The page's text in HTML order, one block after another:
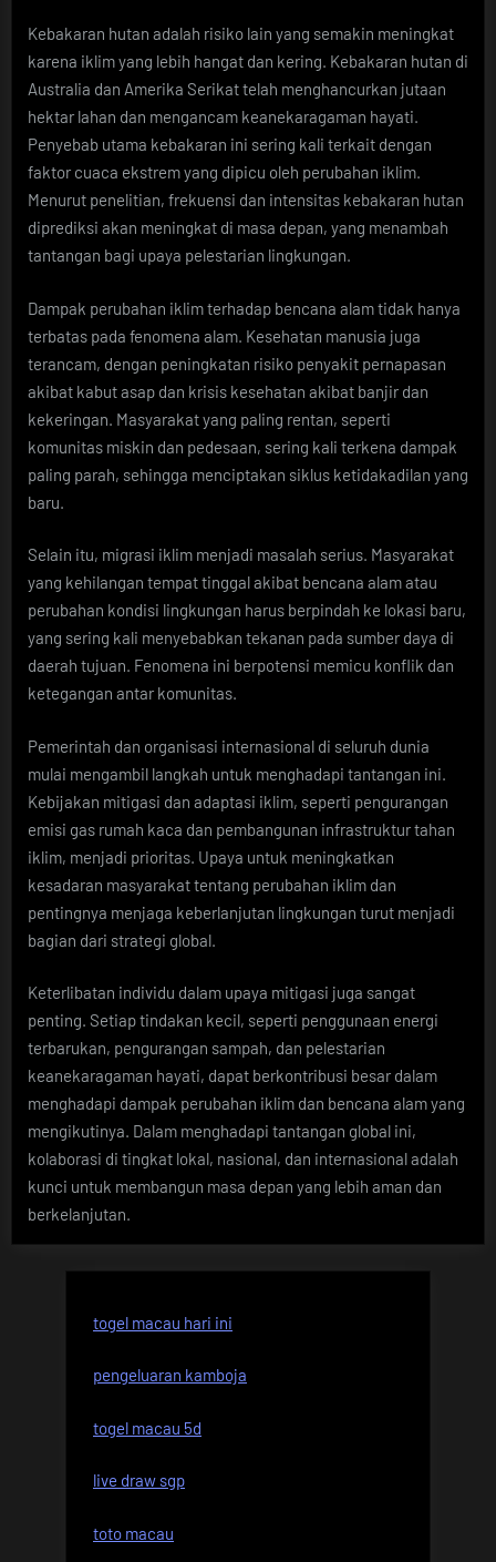
Kebakaran hutan adalah risiko lain yang semakin meningkat
karena iklim yang lebih hangat dan kering. Kebakaran hutan di
Australia dan Amerika Serikat telah menghancurkan jutaan
hektar lahan dan mengancam keanekaragaman hayati.
Penyebab utama kebakaran ini sering kali terkait dengan
faktor cuaca ekstrem yang dipicu oleh perubahan iklim.
Menurut penelitian, frekuensi dan intensitas kebakaran hutan
diprediksi akan meningkat di masa depan, yang menambah
tantangan bagi upaya pelestarian lingkungan.
Dampak perubahan iklim terhadap bencana alam tidak hanya
terbatas pada fenomena alam. Kesehatan manusia juga
terancam, dengan peningkatan risiko penyakit pernapasan
akibat kabut asap dan krisis kesehatan akibat banjir dan
kekeringan. Masyarakat yang paling rentan, seperti
komunitas miskin dan pedesaan, sering kali terkena dampak
paling parah, sehingga menciptakan siklus ketidakadilan yang
baru.
Selain itu, migrasi iklim menjadi masalah serius. Masyarakat
yang kehilangan tempat tinggal akibat bencana alam atau
perubahan kondisi lingkungan harus berpindah ke lokasi baru,
yang sering kali menyebabkan tekanan pada sumber daya di
daerah tujuan. Fenomena ini berpotensi memicu konflik dan
ketegangan antar komunitas.
Pemerintah dan organisasi internasional di seluruh dunia
mulai mengambil langkah untuk menghadapi tantangan ini.
Kebijakan mitigasi dan adaptasi iklim, seperti pengurangan
emisi gas rumah kaca dan pembangunan infrastruktur tahan
iklim, menjadi prioritas. Upaya untuk meningkatkan
kesadaran masyarakat tentang perubahan iklim dan
pentingnya menjaga keberlanjutan lingkungan turut menjadi
bagian dari strategi global.
Keterlibatan individu dalam upaya mitigasi juga sangat
penting. Setiap tindakan kecil, seperti penggunaan energi
terbarukan, pengurangan sampah, dan pelestarian
keanekaragaman hayati, dapat berkontribusi besar dalam
menghadapi dampak perubahan iklim dan bencana alam yang
mengikutinya. Dalam menghadapi tantangan global ini,
kolaborasi di tingkat lokal, nasional, dan internasional adalah
kunci untuk membangun masa depan yang lebih aman dan
berkelanjutan.
togel macau hari ini
pengeluaran kamboja
togel macau 5d
live draw sgp
toto macau